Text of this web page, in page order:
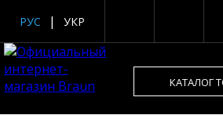
РУС УКР
КАТАЛОГ